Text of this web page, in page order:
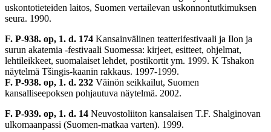
uskontotieteiden laitos, Suomen vertailevan uskonnontutkimuksen
seura. 1990.
F. P-938. op, 1. d. 174 Kansainvälinen teatterifestivaali ja Ilon ja
surun akatemia -festivaali Suomessa: kirjeet, esitteet, ohjelmat,
lehtileikkeet, suomalaiset lehdet, postikortit ym. 1999. K Tshakon
näytelmä Tšingis-kaanin rakkaus. 1997-1999.
F. P-938. op, 1. d. 232 Väinön seikkailut, Suomen
kansalliseepoksen pohjautuva näytelmä. 2002.
F. P-939. op, 1. d. 14 Neuvostoliiton kansalaisen T.F. Shalginovan
ulkomaanpassi (Suomen-matkaa varten). 1999.